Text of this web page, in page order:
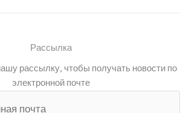
Рассылка
рассылку, чтобы получать новости по
электронной почте